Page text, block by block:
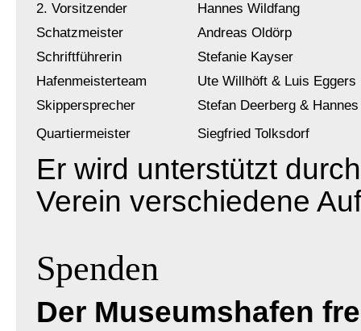
2. Vorsitzender
Hannes Wildfang
Schatzmeister
Andreas Oldörp
Schriftführerin
Stefanie Kayser
Hafenmeisterteam
Ute Willhöft & Luis Eggers
Skippersprecher
Stefan Deerberg &
Quartiermeister
Siegfried Tolksdorf
Er wird unterstützt
Verein verschiedene
Spenden
Der Museumshafen